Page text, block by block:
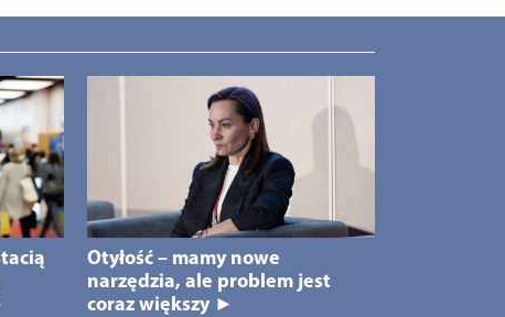
Otyłość – mamy nowe
narzędzia, ale problem jest
coraz większy ►